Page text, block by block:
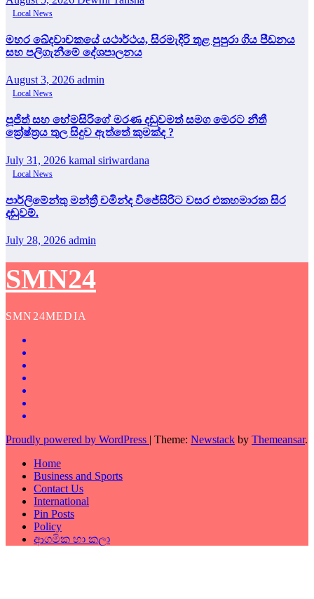
Local News
මහර ඛේදවාචකයේ යථාර්ථය, සිරමැදිරි තුළ පුපුරා ගිය පීඩනය
සහ පලිගැනීමේ දේශපාලනය
August 3, 2026 admin
Local News
පූජිත් සහ හේමසිරිගේ මරණ දඩුවමත් සමග මෙරට නීතී
ක්‍රේෂ්ත්‍රය තුල සිදුව ඇත්තේ කුමක්ද ?
July 31, 2026 kamal siriwardana
Local News
පාර්ලිමේන්තු මන්ත්‍රී චමින්ද විජේසිරිට වසර එකහමාරක සිර
දඬුවම්.
July 28, 2026 admin
SMN24
SMN24MEDIA
Proudly powered by WordPress | Theme: Newstack by Themeansar.
Home
Business and Sports
Contact Us
International
Pin Posts
Policy
ආගමික හා කලා